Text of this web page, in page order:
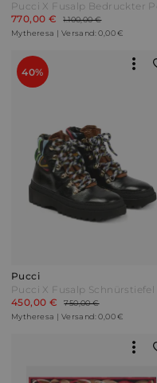
770,00 €
1.100,00 €
Mytheresa | Versand: 0,00 €
40%
Pucci
450,00 €
750,00 €
Mytheresa | Versand: 0,00 €